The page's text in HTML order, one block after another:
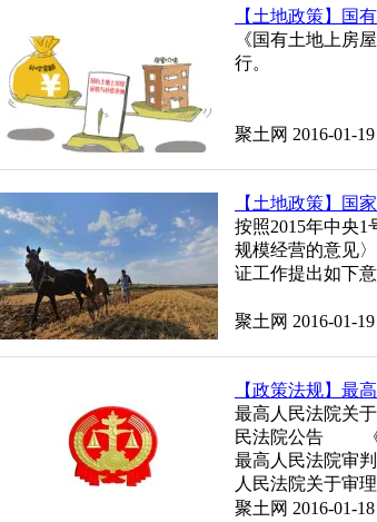
【土地政策】国
《国有土地上房
行。
聚土网 2016-01-
【土地政策】国
按照2015年中央
规模经营的意见
证工作提出如下意
聚土网 2016-01-
【政策法规】最
最高人民法院关
民法院公告 《最
最高人民法院审
人民法院关于审
华人民共和国合
聚土网 2016-01-